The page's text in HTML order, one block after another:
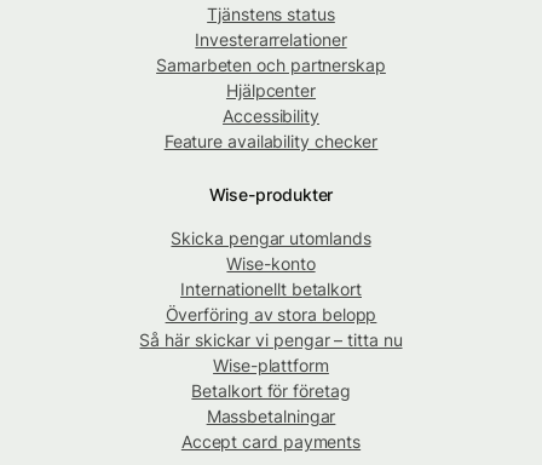
Tjänstens status
Investerarrelationer
Samarbeten och partnerskap
Hjälpcenter
Accessibility
Feature availability checker
Wise-produkter
Skicka pengar utomlands
Wise-konto
Internationellt betalkort
Överföring av stora belopp
Så här skickar vi pengar – titta nu
Wise-plattform
Betalkort för företag
Massbetalningar
Accept card payments